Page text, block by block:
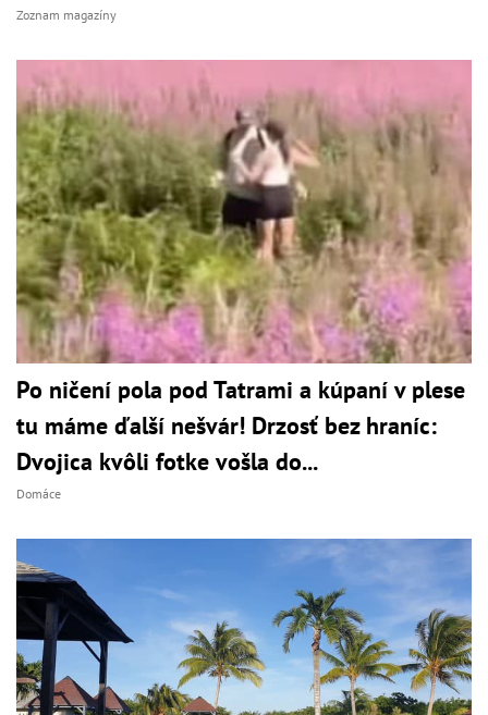
Zoznam magazíny
Po ničení pola pod Tatrami a kúpaní v plese
tu máme ďalší nešvár! Drzosť bez hraníc:
Dvojica kvôli fotke vošla do...
Domáce